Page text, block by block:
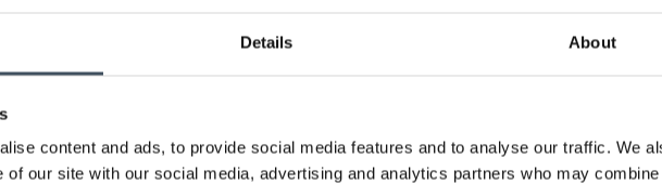
Details About
content and ads, to provide social media features and to analyse our traffic. We
of our site with our social media, advertising and analytics partners who may